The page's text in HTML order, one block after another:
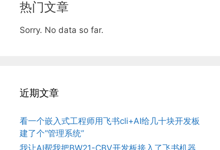
热门文章
Sorry. No data so far.
近期文章
看一个嵌入式工程师用飞书cli+AI给几十块开发板
建了个“管理系统”
我让AI帮我把BW21-CBV开发板接入了飞书机器